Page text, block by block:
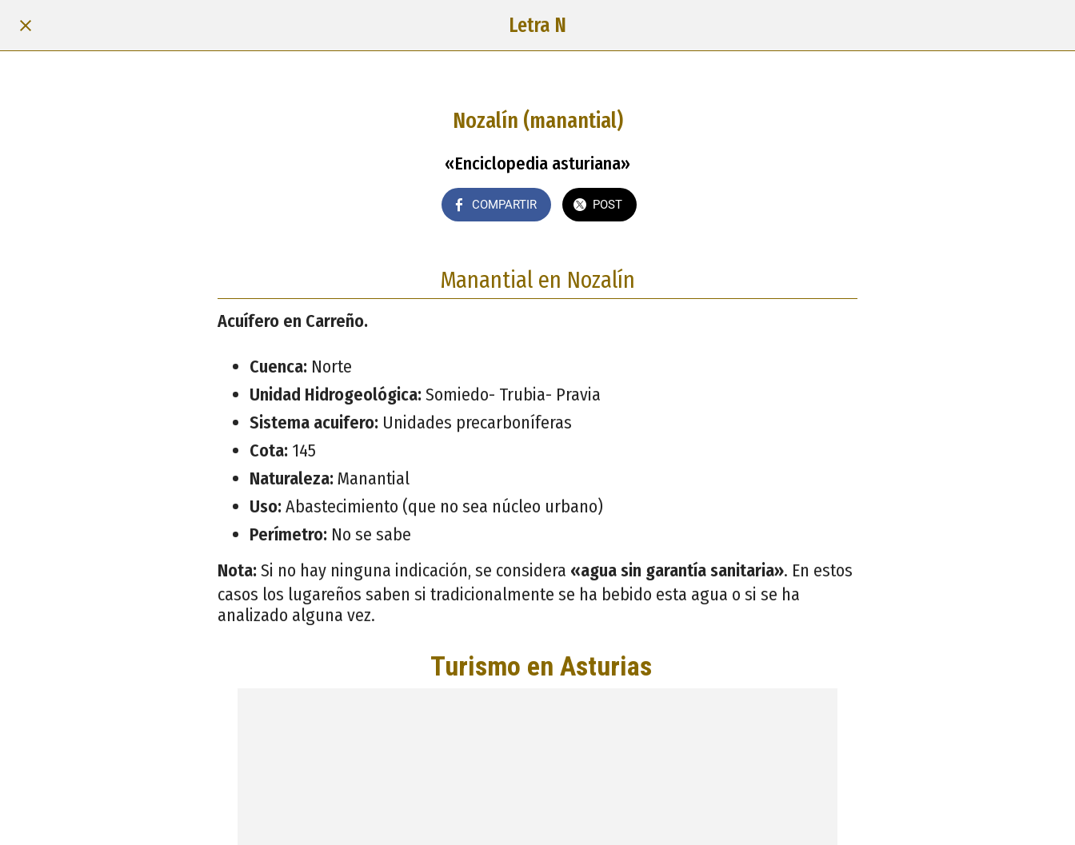
Letra N
Nozalín (manantial)
«Enciclopedia asturiana»
COMPARTIR POST
Manantial en Nozalín
Acuífero en Carreño.
Cuenca: Norte
Unidad Hidrogeológica: Somiedo- Trubia- Pravia
Sistema acuifero: Unidades precarboníferas
Cota: 145
Naturaleza: Manantial
Uso: Abastecimiento (que no sea núcleo urbano)
Perímetro: No se sabe
Nota: Si no hay ninguna indicación, se considera «agua sin garantía sanitaria». En estos
casos los lugareños saben si tradicionalmente se ha bebido esta agua o si se ha
analizado alguna vez.